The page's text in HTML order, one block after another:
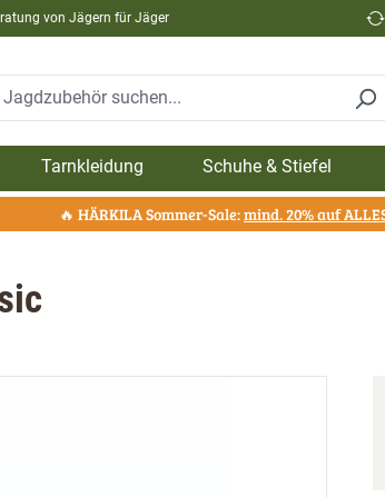
von Jägern für Jäger
Tarnkleidung Schuhe & Stiefel
🔥 HÄRKILA Sommer-Sale:mind. 20% auf